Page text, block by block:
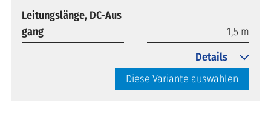
Leitungslänge, DC-Aus
gang
1,5 m
Diese Variante auswählen
Details